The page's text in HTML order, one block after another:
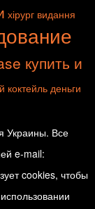
хірург видання
купить и
коктейльденьги
Украины. Все
e-mail:
cookies, чтобы